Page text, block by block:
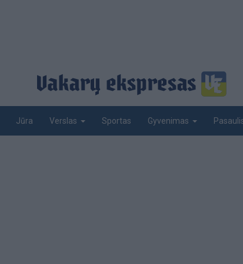
Jūra Verslas Sportas Gyvenimas